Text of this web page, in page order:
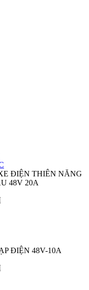
ĐIỆN THIÊN NĂNG
48V 20A
ĐIỆN 48V-10A